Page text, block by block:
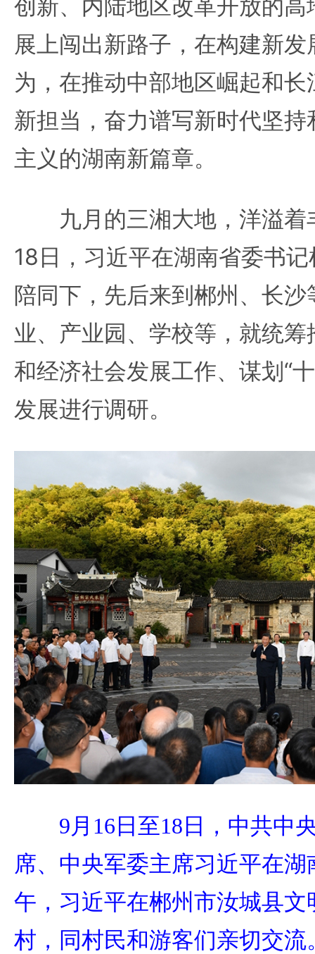
创新、内陆地区改革开放的
展上闯出新路子，在构建新
为，在推动中部地区崛起和
新担当，奋力谱写新时代坚
主义的湖南新篇章。
九月的三湘大地，洋溢着
18日，习近平在湖南省委书
陪同下，先后来到郴州、长
业、产业园、学校等，就统
和经济社会发展工作、谋划“
发展进行调研。
9月16日至18日，中共中
席、中央军委主席习近平在
午，习近平在郴州市汝城县
村，同村民和游客们亲切交